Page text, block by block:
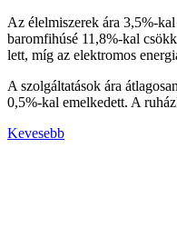
Az élelmiszerek ára 3,5%-
baromfihúsé 11,8%-kal
lett, míg az elektromos
A szolgáltatások ára
0,5%-kal emelkedett. A
Kevesebb